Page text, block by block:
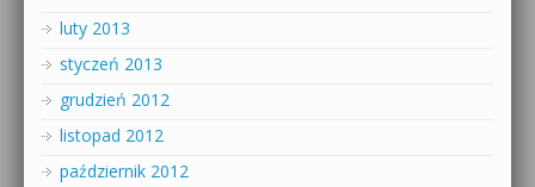
luty 2013
styczeń 2013
grudzień 2012
listopad 2012
październik 2012